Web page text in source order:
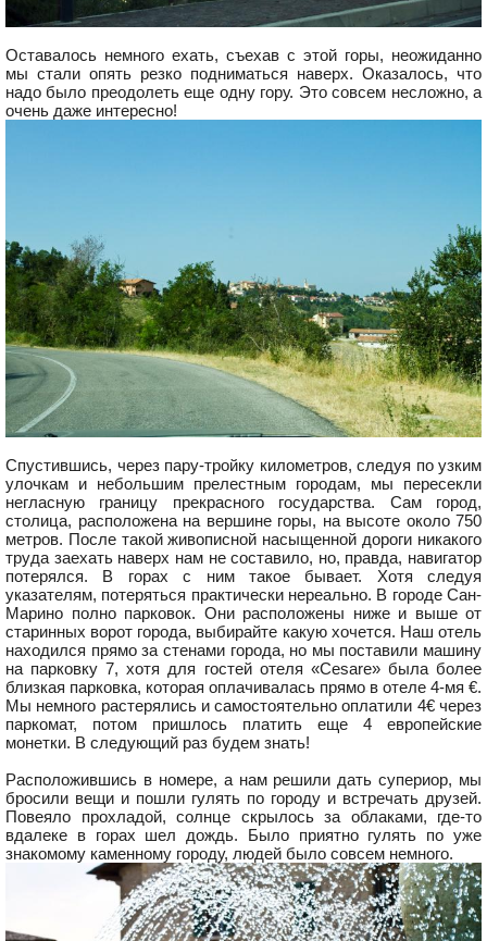
Оставалось немного ехать, съехав с этой горы, неожиданно
мы стали опять резко подниматься наверх. Оказалось, что
надо было преодолеть еще одну гору. Это совсем несложно, а
очень даже интересно!
Спустившись, через пару-тройку километров, следуя по узким
улочкам и небольшим прелестным городам, мы пересекли
негласную границу прекрасного государства. Сам город,
столица, расположена на вершине горы, на высоте около 750
метров. После такой живописной насыщенной дороги никакого
труда заехать наверх нам не составило, но, правда, навигатор
потерялся. В горах с ним такое бывает. Хотя следуя
указателям, потеряться практически нереально. В городе Сан-
Марино полно парковок. Они расположены ниже и выше от
старинных ворот города, выбирайте какую хочется. Наш отель
находился прямо за стенами города, но мы поставили машину
на парковку 7, хотя для гостей отеля «Cesare» была более
близкая парковка, которая оплачивалась прямо в отеле 4-мя €.
Мы немного растерялись и самостоятельно оплатили 4€ через
паркомат, потом пришлось платить еще 4 европейские
монетки. В следующий раз будем знать!
Расположившись в номере, а нам решили дать супериор, мы
бросили вещи и пошли гулять по городу и встречать друзей.
Повеяло прохладой, солнце скрылось за облаками, где-то
вдалеке в горах шел дождь. Было приятно гулять по уже
знакомому каменному городу, людей было совсем немного.